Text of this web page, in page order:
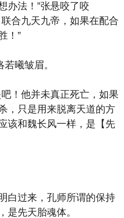
法！”张悬咬了咬
合九天九帝，如果在配合
！”
曦皱眉。
！他并未真正死亡，如果
，只是用来脱离天道的方
和魏长风一样，是【先
过来，孔师所谓的保持
是先天胎魂体。